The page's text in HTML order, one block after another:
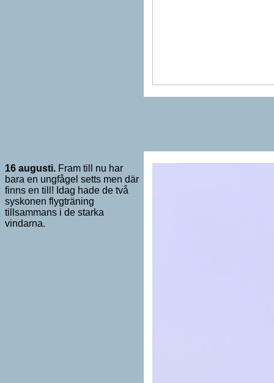
16 augusti. Fram till nu har
bara en ungfågel setts men där
finns en till! Idag hade de två
syskonen flygträning
tillsammans i de starka
vindarna.